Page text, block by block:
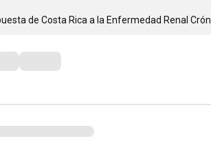
de Costa Rica a la Enfermedad Renal